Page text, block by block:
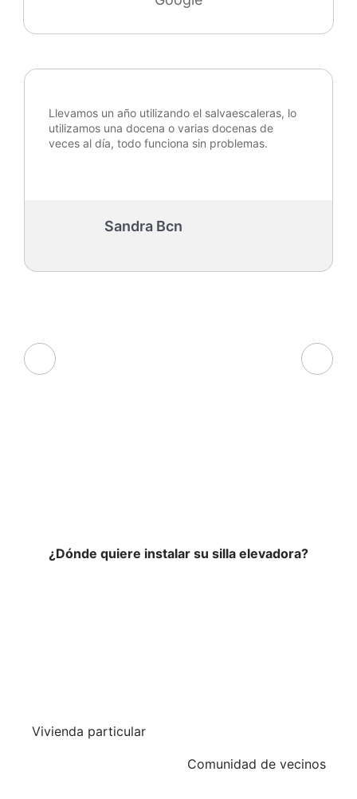
Sandra Bcn
Llevamos un año utilizando el salvaescaleras, lo
utilizamos una docena o varias docenas de
veces al día, todo funciona sin problemas.
¿Dónde quiere instalar su silla elevadora?
Vivienda particular
Comunidad de vecinos